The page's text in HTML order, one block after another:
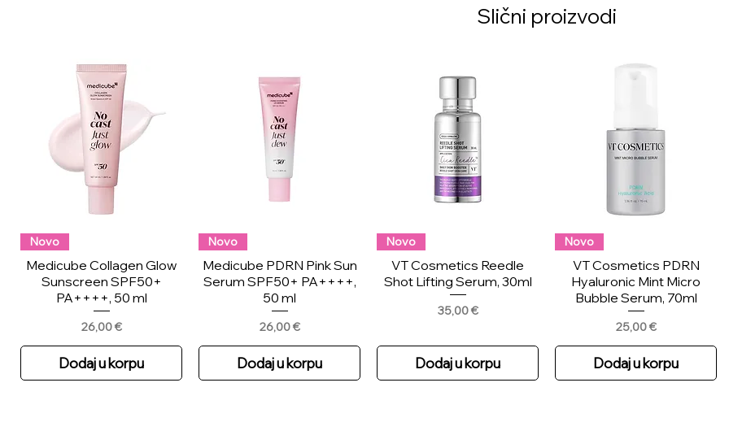
Slični proizvodi
Novo
Medicube Collagen Glow
Sunscreen SPF50+
PA++++, 50 ml
Price
26,00 €
Dodaj u korpu
Novo
Medicube PDRN Pink Sun
Serum SPF50+ PA++++,
50 ml
Price
26,00 €
Dodaj u korpu
Novo
VT Cosmetics Reedle
Shot Lifting Serum, 30ml
Price
35,00 €
Dodaj u korpu
Novo
VT Cosmetics PDRN
Hyaluronic Mint Micro
Bubble Serum, 70ml
Price
25,00 €
Dodaj u korpu